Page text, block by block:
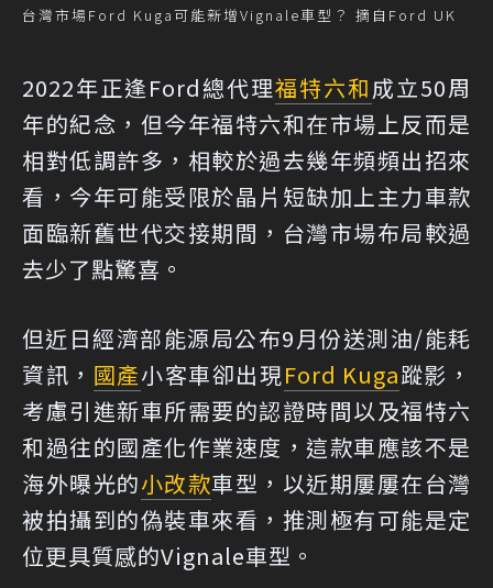
台灣市場Ford Kuga可能新增Vignale車型？ 摘自Ford UK
2022年正逢Ford總代理福特六和成立50周
年的紀念，但今年福特六和在市場上反而是
相對低調許多，相較於過去幾年頻頻出招來
看，今年可能受限於晶片短缺加上主力車款
面臨新舊世代交接期間，台灣市場布局較過
去少了點驚喜。
但近日經濟部能源局公布9月份送測油/能耗
資訊， 國產小客車卻出現Ford Kuga蹤影，
考慮引進新車所需要的認證時間以及福特六
和過往的國產化作業速度，這款車應該不是
海外曝光的小改款車型，以近期屢屢在台灣
被拍攝到的偽裝車來看，推測極有可能是定
位更具質感的Vignale車型。